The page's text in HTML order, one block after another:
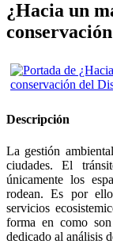
¿Hacia un
Descripción
La gestión
ciudades. El
únicamente los
rodean. Es por
servicios
forma en como
dedicado al análisis